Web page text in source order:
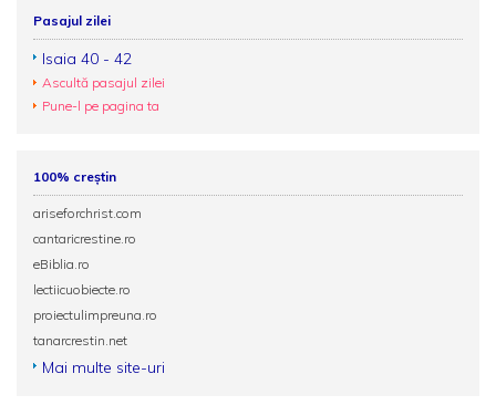
Pasajul zilei
Isaia 40 - 42
Ascultă pasajul zilei
Pune-l pe pagina ta
100% creștin
ariseforchrist.com
cantaricrestine.ro
eBiblia.ro
lectiicuobiecte.ro
proiectulimpreuna.ro
tanarcrestin.net
Mai multe site-uri